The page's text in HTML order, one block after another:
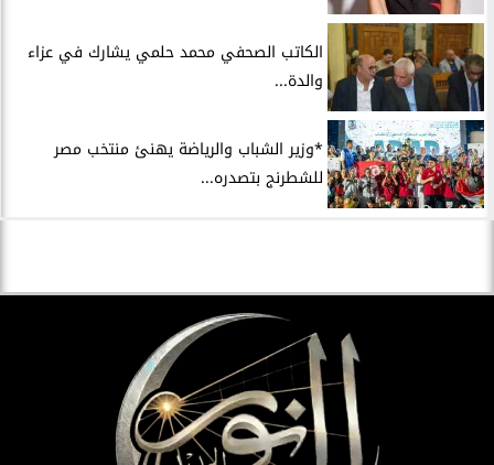
الكاتب الصحفي محمد حلمي يشارك في عزاء
والدة...
*وزير الشباب والرياضة يهنئ منتخب مصر
للشطرنج بتصدره...